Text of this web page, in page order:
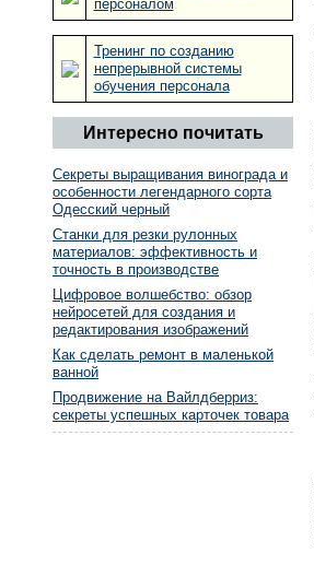
персоналом
Тренинг по созданию
непрерывной системы
обучения персонала
Интересно почитать
Секреты выращивания винограда и
особенности легендарного сорта
Одесский черный
Станки для резки рулонных
материалов: эффективность и
точность в производстве
Цифровое волшебство: обзор
нейросетей для создания и
редактирования изображений
Как сделать ремонт в маленькой
ванной
Продвижение на Вайлдберриз:
секреты успешных карточек товара